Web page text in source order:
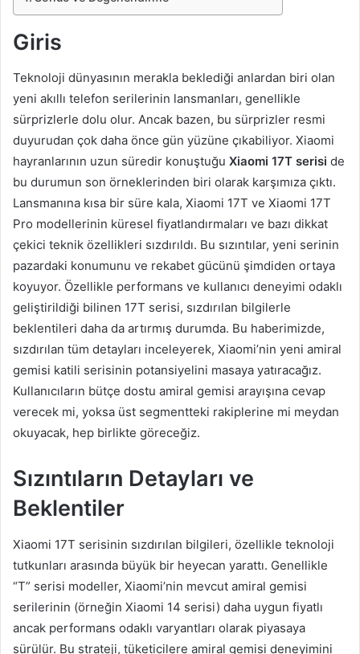
Giris
Teknoloji dünyasının merakla beklediği anlardan biri olan
yeni akıllı telefon serilerinin lansmanları, genellikle
sürprizlerle dolu olur. Ancak bazen, bu sürprizler resmi
duyurudan çok daha önce gün yüzüne çıkabiliyor. Xiaomi
hayranlarının uzun süredir konuştuğu Xiaomi 17T serisi de
bu durumun son örneklerinden biri olarak karşımıza çıktı.
Lansmanına kısa bir süre kala, Xiaomi 17T ve Xiaomi 17T
Pro modellerinin küresel fiyatlandırmaları ve bazı dikkat
çekici teknik özellikleri sızdırıldı. Bu sızıntılar, yeni serinin
pazardaki konumunu ve rekabet gücünü şimdiden ortaya
koyuyor. Özellikle performans ve kullanıcı deneyimi odaklı
geliştirildiği bilinen 17T serisi, sızdırılan bilgilerle
beklentileri daha da artırmış durumda. Bu haberimizde,
sızdırılan tüm detayları inceleyerek, Xiaomi’nin yeni amiral
gemisi katili serisinin potansiyelini masaya yatıracağız.
Kullanıcıların bütçe dostu amiral gemisi arayışına cevap
verecek mi, yoksa üst segmentteki rakiplerine mi meydan
okuyacak, hep birlikte göreceğiz.
Sızıntıların Detayları ve
Beklentiler
Xiaomi 17T serisinin sızdırılan bilgileri, özellikle teknoloji
tutkunları arasında büyük bir heyecan yarattı. Genellikle
“T” serisi modeller, Xiaomi’nin mevcut amiral gemisi
serilerinin (örneğin Xiaomi 14 serisi) daha uygun fiyatlı
ancak performans odaklı varyantları olarak piyasaya
sürülür. Bu strateji, tüketicilere amiral gemisi deneyimini